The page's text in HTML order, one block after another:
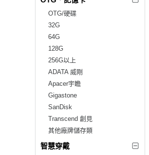
OTG/硬碟
32G
64G
128G
256G以上
ADATA 威剛
Apacer宇瞻
Gigastone
SanDisk
Transcend 創見
其他廠牌儲存類
智慧穿戴